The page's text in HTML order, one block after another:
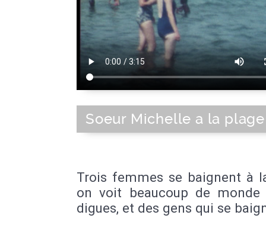
Soeur Michelle a la plage
Trois femmes se baignent à
on voit beaucoup de monde
digues, et des gens qui se